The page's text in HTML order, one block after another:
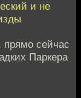
и не
сейчас
Паркера